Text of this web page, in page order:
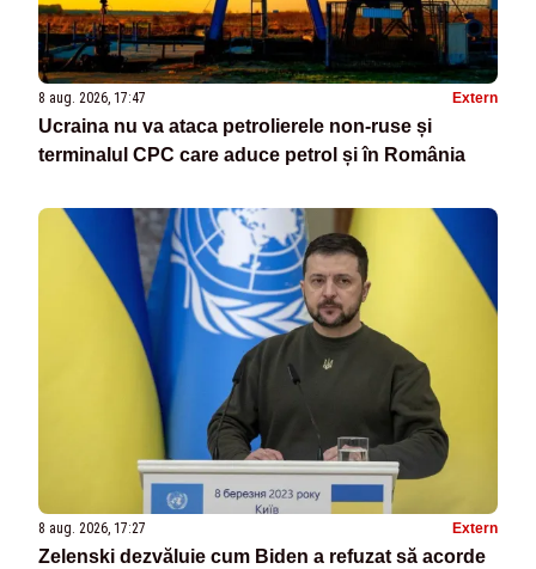
8 aug. 2026, 17:47 Extern
Ucraina nu va ataca petrolierele non-ruse și
terminalul CPC care aduce petrol și în România
8 aug. 2026, 17:27 Extern
Zelenski dezvăluie cum Biden a refuzat să acorde